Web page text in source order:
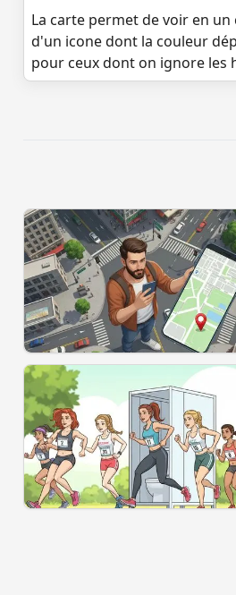
La carte permet de voir en
d'un icone dont la couleur
pour ceux dont on ignore les